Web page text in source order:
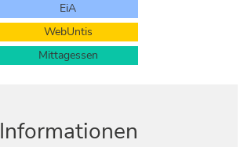
EiA
WebUntis
Mittagessen
Informationen